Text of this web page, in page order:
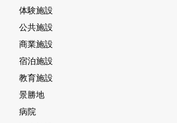
体験施設
公共施設
商業施設
宿泊施設
教育施設
景勝地
病院